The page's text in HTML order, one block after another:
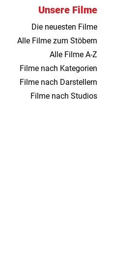
Unsere Filme
Die neuesten Filme
Alle Filme zum Stöbern
Alle Filme A-Z
Filme nach Kategorien
Filme nach Darstellern
Filme nach Studios